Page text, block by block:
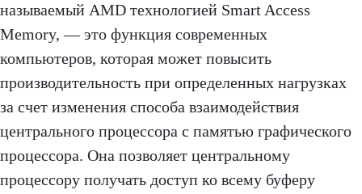
называемый AMD технологией Smart Access
Memory, — это функция современных
компьютеров, которая может повысить
производительность при определенных нагрузках
за счет изменения способа взаимодействия
центрального процессора с памятью графического
процессора. Она позволяет центральному
процессору получать доступ ко всему буферу